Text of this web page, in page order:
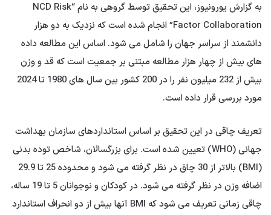
به گزارش یورونیوز، این تحقیق توسط گروهی به نام “NCD Risk
Factor Collaboration” انجام شده است که نزدیک به دو هزار
دانشمند از سراسر جهان را شامل می شود. اساس این مطالعه داده
های بیش از چهار هزار مطالعه مبتنی بر جمعیت است که قد و وزن
بیش از 232 میلیون نفر را در 200 کشور بین سال های 1980 تا 2024
مورد بررسی قرار داده است.
تعریف چاقی در این تحقیق بر اساس استانداردهای سازمان بهداشت
جهانی (WHO) تعیین شده است. برای بزرگسالان، شاخص توده بدنی
(BMI) بالاتر از 30 چاق در نظر گرفته می شود و محدوده 25 تا 29.9
اضافه وزن در نظر گرفته می شود. در کودکان و نوجوانان 5 تا 19 ساله،
چاقی زمانی تعریف می شود که BMI آنها بیش از دو انحراف استاندارد